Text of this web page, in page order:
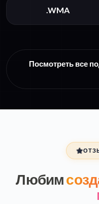
.WMA
Посмотреть все
Любим